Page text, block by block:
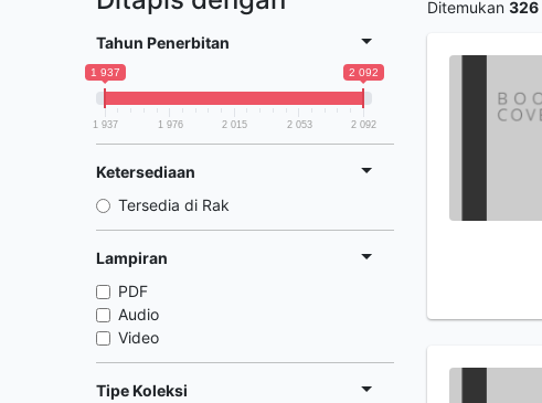
Tahun Penerbitan
1 937 2 092
1 937 1 976 2 015 2 053 2 092
Ketersediaan
Tersedia di Rak
Lampiran
PDF
Audio
Video
Tipe Koleksi
Ditemukan 326